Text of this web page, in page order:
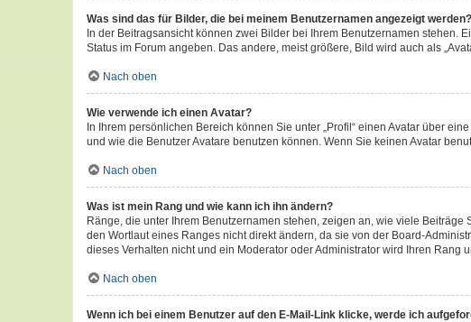
Was sind das für Bilder, die bei meinem Benutzernamen angezeigt werden?
In der Beitragsansicht können zwei Bilder bei Ihrem Benutzernamen stehen.
Status im Forum angeben. Das andere, meist größere, Bild wird auch als
Nach oben
Wie verwende ich einen Avatar?
In Ihrem persönlichen Bereich können Sie unter „Profil“ einen Avatar über
und wie die Benutzer Avatare benutzen können. Wenn Sie keinen Avatar
Nach oben
Was ist mein Rang und wie kann ich ihn ändern?
Ränge, die unter Ihrem Benutzernamen stehen, zeigen an, wie viele
den Wortlaut eines Ranges nicht direkt ändern, da sie von der Board-
dieses Verhalten nicht und ein Moderator oder Administrator wird Ihren Rang
Nach oben
Wenn ich bei einem Benutzer auf den E-Mail-Link klicke, werde ich